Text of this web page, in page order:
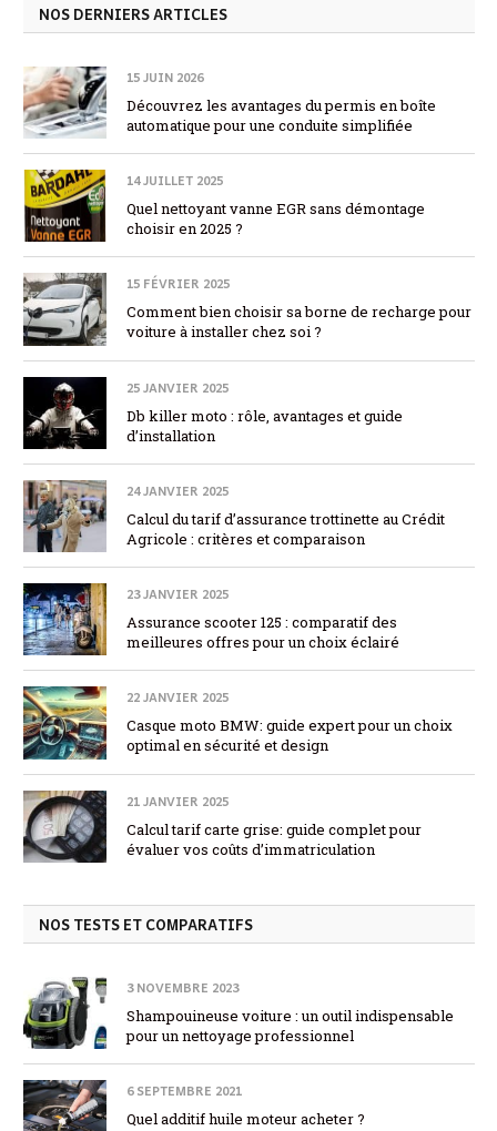
NOS DERNIERS ARTICLES
15 JUIN 2026
Découvrez les avantages du permis en boîte
automatique pour une conduite simplifiée
14 JUILLET 2025
Quel nettoyant vanne EGR sans démontage
choisir en 2025 ?
15 FÉVRIER 2025
Comment bien choisir sa borne de recharge pour
voiture à installer chez soi ?
25 JANVIER 2025
Db killer moto : rôle, avantages et guide
d’installation
24 JANVIER 2025
Calcul du tarif d’assurance trottinette au Crédit
Agricole : critères et comparaison
23 JANVIER 2025
Assurance scooter 125 : comparatif des
meilleures offres pour un choix éclairé
22 JANVIER 2025
Casque moto BMW: guide expert pour un choix
optimal en sécurité et design
21 JANVIER 2025
Calcul tarif carte grise: guide complet pour
évaluer vos coûts d’immatriculation
NOS TESTS ET COMPARATIFS
3 NOVEMBRE 2023
Shampouineuse voiture : un outil indispensable
pour un nettoyage professionnel
6 SEPTEMBRE 2021
Quel additif huile moteur acheter ?